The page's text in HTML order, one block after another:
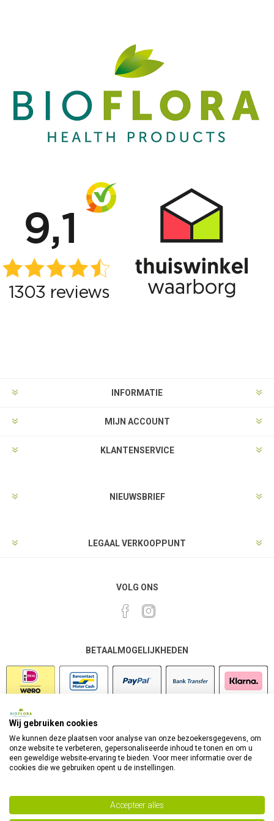
INFORMATIE
MIJN ACCOUNT
KLANTENSERVICE
NIEUWSBRIEF
LEGAAL VERKOOPPUNT
VOLG ONS
BETAALMOGELIJKHEDEN
Wij gebruiken cookies
We kunnen deze plaatsen voor analyse van onze bezoekersgegevens, om
onze website te verbeteren, gepersonaliseerde inhoud te tonen en om u
een geweldige website-ervaring te bieden. Voor meer informatie over de
cookies die we gebruiken opent u de instellingen.
Accepteer alles